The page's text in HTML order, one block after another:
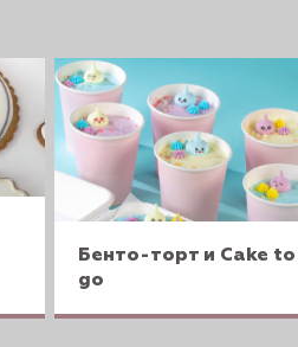
Бенто-торт и Cake to
go